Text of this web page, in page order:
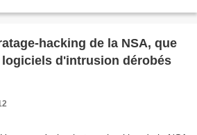
hacking de la NSA, que
d'intrusion dérobés